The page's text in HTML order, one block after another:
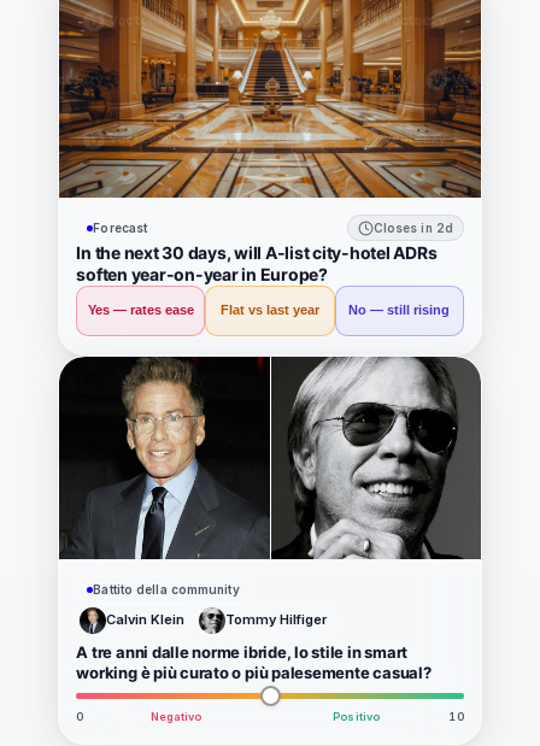
Forecast Closes in 2d
In the next 30 days, will A-list city-hotel ADRs
soften year-on-year in Europe?
Yes — rates ease Flat vs last year No — still rising
Battito della community
Calvin Klein Tommy Hilfiger
A tre anni dalle norme ibride, lo stile in smart
working è più curato o più palesemente casual?
0 Negativo Positivo 10